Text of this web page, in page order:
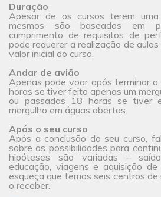
Duração
Apesar de os cursos terem
mesmos são baseados em
cumprimento de requisitos de
pode requerer a realização de
valor inicial do curso.
Andar de avião
Apenas pode voar após terminar
horas se tiver feito apenas um
ou passadas 18 horas se tiver
mergulho em águas abertas.
Após o seu curso
Após a conclusão do seu curso,
sobre as possibilidades para
hipóteses são variadas –
educação, viagens e aquisição
esqueça que temos seis centros
o receber.